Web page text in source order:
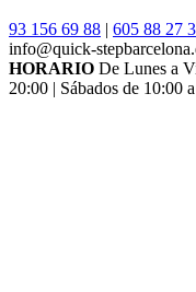
93 156 69 88 | 605 88 27
info@quick-
HORARIO De Lunes a
20:00 | Sábados de 10:00